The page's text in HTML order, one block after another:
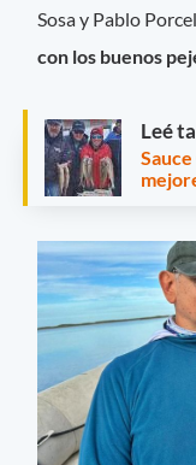
Sosa y Pablo
con los buenos
Leé